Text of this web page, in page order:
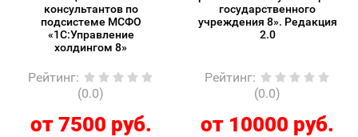
консультантов по
подсистеме МСФО
«1С:Управление
холдингом 8»
Рейтинг:
(0.0)
от 7500 руб.
государственного
учреждения 8». Редакция
2.0
Рейтинг:
(0.0)
от 10000 руб.